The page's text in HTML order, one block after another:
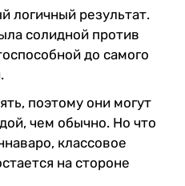
логичный результат.
солидной против
до самого
поэтому они могут
чем обычно. Но что
классовое
на стороне